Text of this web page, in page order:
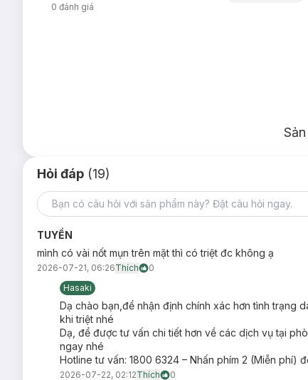
Quy trình triệt
0 đánh giá
Hỏi đáp (19)
TUYỀN
mình có vài nốt mụn trên mặt thì có triệt đc không ạ
2026-07-21, 06:26Thích
0
Hasaki
Dạ chào bạn,để nhận định chính xác hơn tình trạng
khi triệt nhé
Dạ, để được tư vấn chi tiết hơn về các dịch vụ tại
ngay nhé
Hotline tư vấn: 1800 6324 – Nhấn phím 2 (Miễn phí)
2026-07-22, 02:12Thích 0